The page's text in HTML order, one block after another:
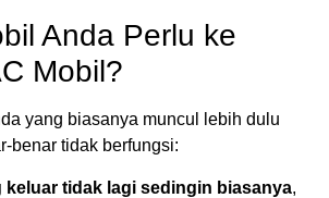
Anda Perlu ke
Mobil?
yang biasanya muncul lebih dulu
benar tidak berfungsi:
keluar tidak lagi sedingin biasanya,